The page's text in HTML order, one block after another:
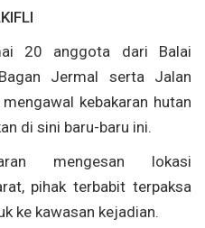
20 anggota dari Balai
Jermal serta Jalan
kebakaran hutan
di sini baru-baru ini.
mengesan lokasi
pihak terbabit terpaksa
ke kawasan kejadian.